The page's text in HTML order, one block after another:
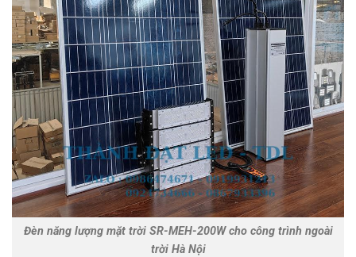
Đèn năng lượng mặt trời SR-MEH-200W cho công trình ngoài
trời Hà Nội